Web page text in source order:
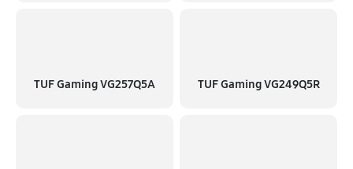
TUF Gaming VG257Q5A TUF Gaming VG249Q5R